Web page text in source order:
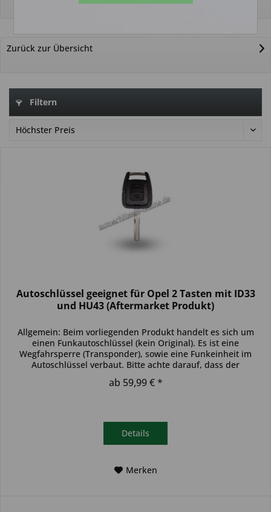
Zurück zur Übersicht
Filtern
Autoschlüssel geeignet für Opel 2 Tasten mit ID33
und HU43 (Aftermarket Produkt)
Allgemein: Beim vorliegenden Produkt handelt es sich um
einen Funkautoschlüssel (kein Original). Es ist eine
Wegfahrsperre (Transponder), sowie eine Funkeinheit im
Autoschlüssel verbaut. Bitte achte darauf, dass der
Autoschlüssel deinem...
ab 59,99 € *
Details
Merken